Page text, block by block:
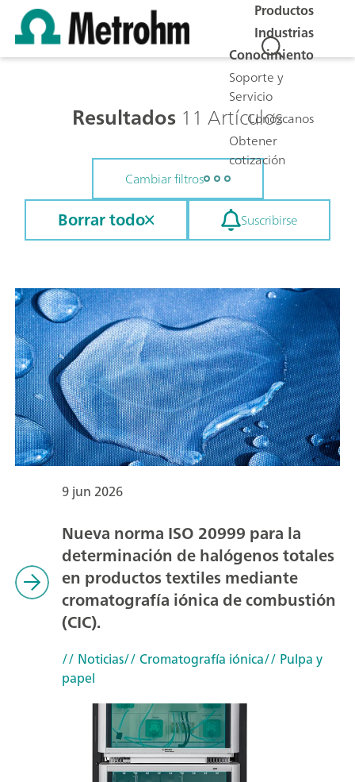
Productos
Industrias
Conocimiento
Soporte y
Servicio
Conózcanos
Obtener
cotización
Resultados 11 Artículos
Cambiar filtros
Borrar todo Suscribirse
9 jun 2026
Nueva norma ISO 20999 para la
determinación de halógenos totales
en productos textiles mediante
cromatografía iónica de combustión
(CIC).
// Noticias// Cromatografía iónica// Pulpa y
papel